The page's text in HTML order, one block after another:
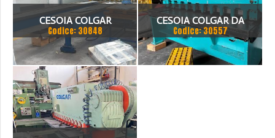
CESOIA COLGAR
Codice: 30848
CESOIA COLGAR DA
2000X6/8 MOD C208
MECC.A FRIZIONE
Codice: 30557